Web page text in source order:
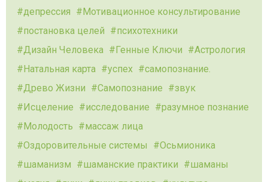
депрессия
Мотивационное консультирование
постановка целей
психотехники
Дизайн Человека
Генные Ключи
Астрология
Натальная карта
успех
самопознание.
Древо Жизни
Самопознание
звук
Исцеление
исследование
разумное познание
Молодость
массаж лица
Оздоровительные системы
Осьмионика
шаманизм
шаманские практики
шаманы